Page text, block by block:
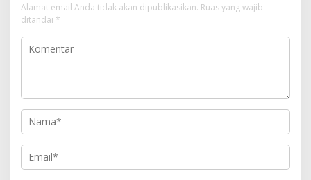
Alamat email Anda tidak akan dipublikasikan. Ruas yang wajib
ditandai *